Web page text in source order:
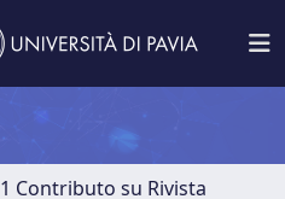
1 Contributo su Rivista